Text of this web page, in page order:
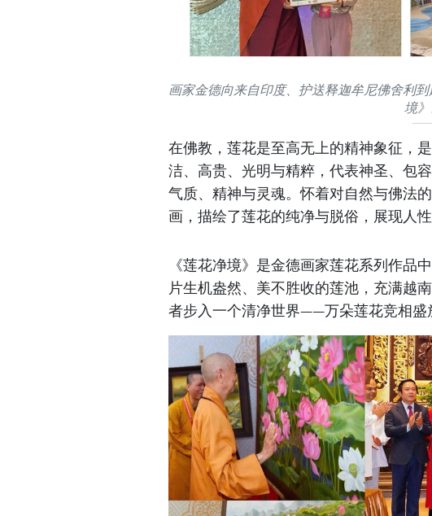
画家金德向来自印度、护送释迦牟尼佛舍利
境》
在佛教，莲花是至高无上的精神象征，
洁、高贵、光明与精粹，代表神圣、包
气质、精神与灵魂。怀着对自然与佛法
画，描绘了莲花的纯净与脱俗，展现人
《莲花净境》是金德画家莲花系列作品
片生机盎然、美不胜收的莲池，充满越
者步入一个清净世界——万朵莲花竞相盛